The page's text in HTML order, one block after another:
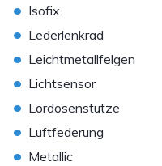
• Isofix
• Lederlenkrad
• Leichtmetallfelgen
• Lichtsensor
• Lordosenstütze
• Luftfederung
• Metallic